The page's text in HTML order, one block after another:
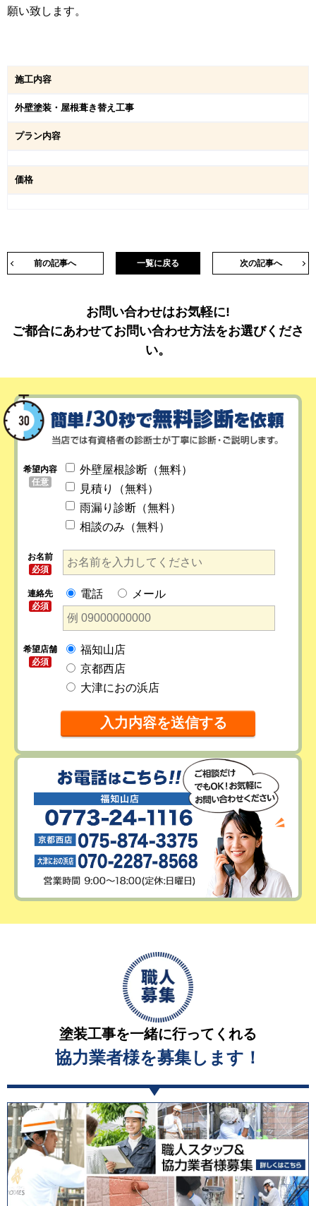
願い致します。
施工内容
外壁塗装・屋根葺き替え工事
プラン内容
価格
前の記事へ 次の記事へ
一覧に戻る
お問い合わせはお気軽に!
ご都合にあわせてお問い合わせ方法をお選びくださ
い。
希望内容
任意
外壁屋根診断（無料）
見積り（無料）
雨漏り診断（無料）
相談のみ（無料）
お名前
必須
連絡先
必須
電話 メール
希望店舗
必須
福知山店
京都西店
大津におの浜店
塗装工事を一緒に行ってくれる
協力業者様を募集します！